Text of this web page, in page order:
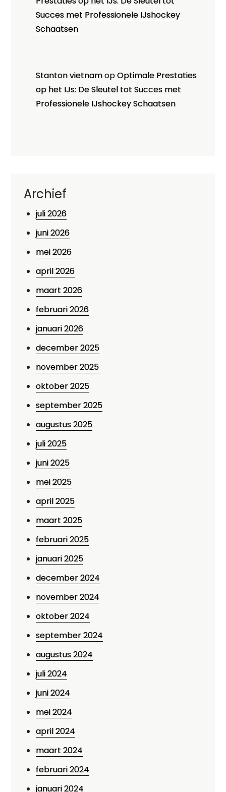
Succes met Professionele IJshockey
Schaatsen
Stanton vietnamopOptimale Prestaties
op het IJs: De Sleutel tot Succes met
Professionele IJshockey Schaatsen
Archief
juli 2026
juni 2026
mei 2026
april 2026
maart 2026
februari 2026
januari 2026
december 2025
november 2025
oktober 2025
september 2025
augustus 2025
juli 2025
juni 2025
mei 2025
april 2025
maart 2025
februari 2025
januari 2025
december 2024
november 2024
oktober 2024
september 2024
augustus 2024
juli 2024
juni 2024
mei 2024
april 2024
maart 2024
februari 2024
januari 2024